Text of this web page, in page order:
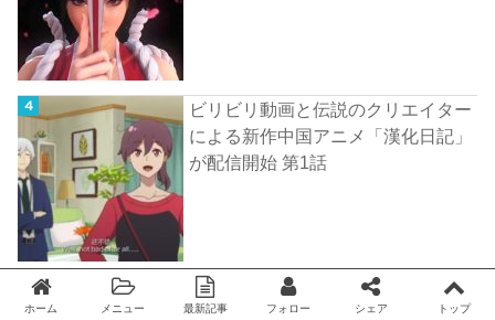
ビリビリ動画と伝説のクリエイター
による新作中国アニメ「漢化日記」
が配信開始 第1話
中国の素晴らしい音楽 銀臨・Aki
阿杰「牽絲戯（人形劇）」 歌詞と日
ホーム メニュー 最新記事 フォロー シェア トップ
Twitter facebook